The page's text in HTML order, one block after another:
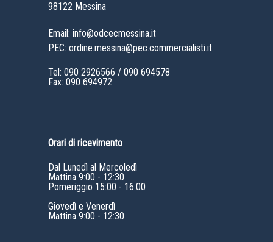
98122 Messina
Email: info@odcecmessina.it
PEC: ordine.messina@pec.commercialisti.it
Tel: 090 2926566 / 090 694578
Fax: 090 694972
Orari di ricevimento
Dal Lunedì al Mercoledì
Mattina 9:00 - 12:30
Pomeriggio 15:00 - 16:00
Giovedì e Venerdì
Mattina 9:00 - 12:30